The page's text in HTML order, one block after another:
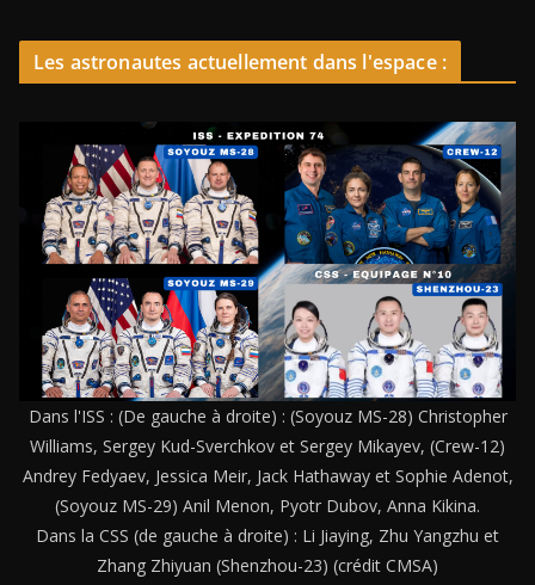
Les astronautes actuellement dans l'espace :
Dans l'ISS : (De gauche à droite) : (Soyouz MS-28) Christopher
Williams, Sergey Kud-Sverchkov et Sergey Mikayev, (Crew-12)
Andrey Fedyaev, Jessica Meir, Jack Hathaway et Sophie Adenot,
(Soyouz MS-29) Anil Menon, Pyotr Dubov, Anna Kikina.
Dans la CSS (de gauche à droite) : Li Jiaying, Zhu Yangzhu et
Zhang Zhiyuan (Shenzhou-23) (crédit CMSA)